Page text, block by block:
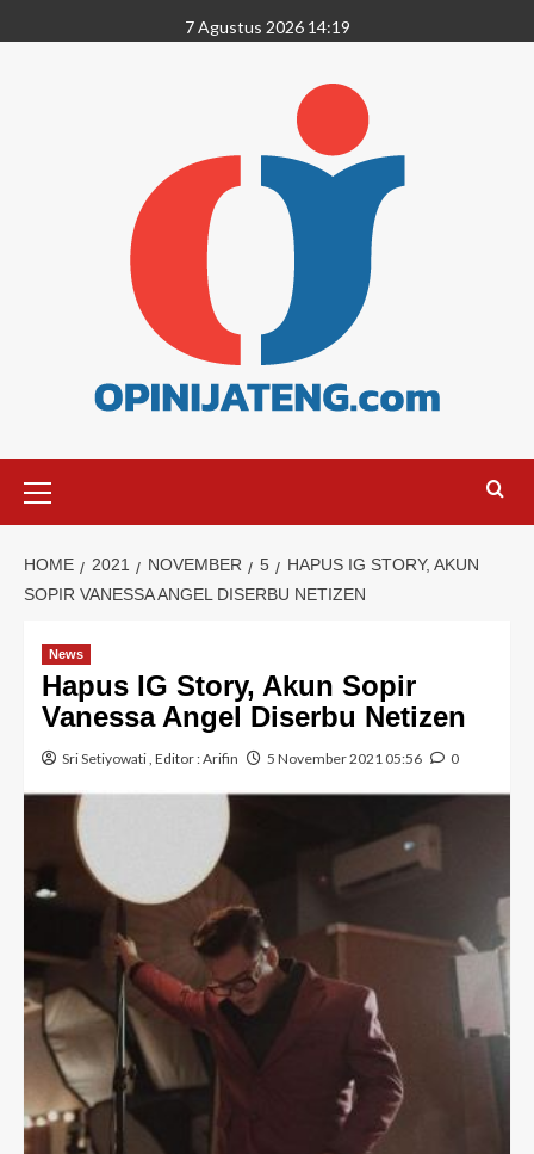
7 Agustus 2026 14:19
HOME 2021 NOVEMBER 5
HAPUS IG STORY, AKUN
SOPIR VANESSA ANGEL DISERBU NETIZEN
News
Hapus IG Story, Akun Sopir
Vanessa Angel Diserbu Netizen
Sri Setiyowati, Editor :Arifin 5 November 2021 05:56 0